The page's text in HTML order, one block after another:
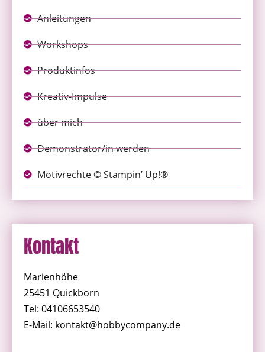
Anleitungen
Workshops
Produktinfos
Kreativ-Impulse
über mich
Demonstrator/in werden
Motivrechte © Stampin’ Up!®
Kontakt
Marienhöhe
25451 Quickborn
Tel: 04106653540
E-Mail: kontakt@hobbycompany.de